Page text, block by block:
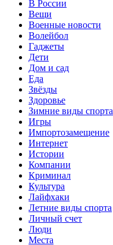
В России
Вещи
Военные новости
Волейбол
Гаджеты
Дети
Дом и сад
Еда
Звёзды
Здоровье
Зимние виды спорта
Игры
Импортозамещение
Интернет
Истории
Компании
Криминал
Культура
Лайфхаки
Летние виды спорта
Личный счет
Люди
Места